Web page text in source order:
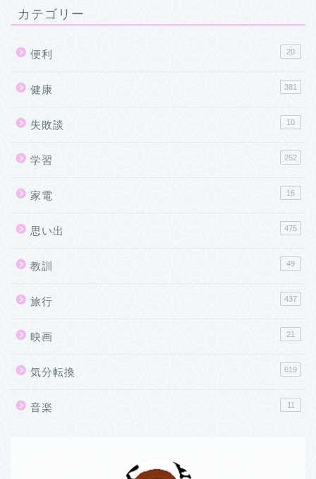
カテゴリー
便利 20
健康 381
失敗談 10
学習 252
家電 16
思い出 475
教訓 49
旅行 437
映画 21
気分転換 619
音楽 11